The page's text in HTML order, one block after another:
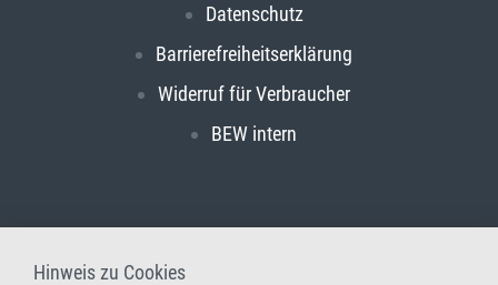
Datenschutz
Barrierefreiheitserklärung
Widerruf für Verbraucher
BEW intern
Hinweis zu Cookies